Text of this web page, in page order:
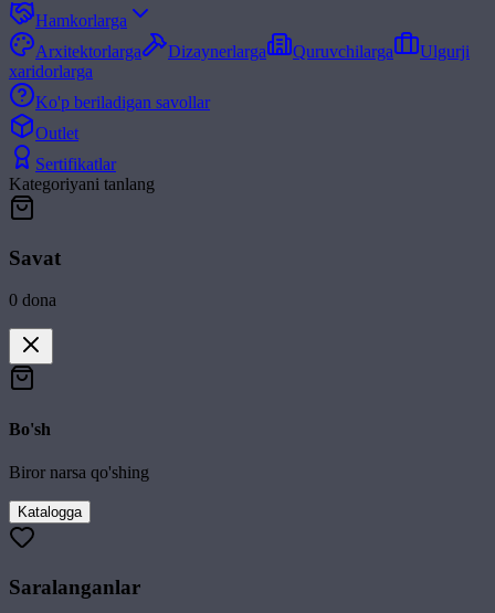
Hamkorlarga
Arxitektorlarga
Dizaynerlarga Quruvchilarga
Ulgurji
xaridorlarga
Ko'p beriladigan savollar
Outlet
Sertifikatlar
Kategoriyani tanlang
Savat
0 dona
Bo'sh
Biror narsa qo'shing
Katalogga
Saralanganlar